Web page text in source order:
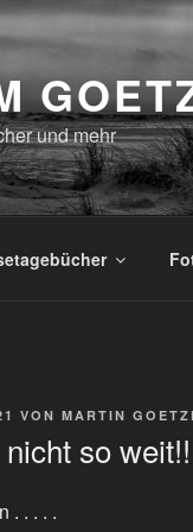
und mehr
VON MARTIN
so
. . . . .